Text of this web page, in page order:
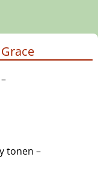
tonen –